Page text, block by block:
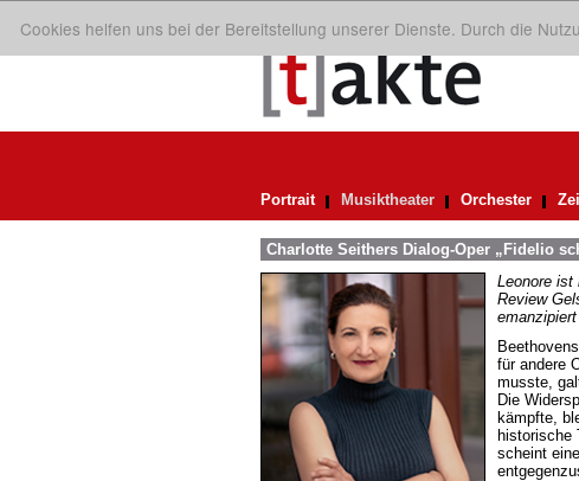
Cookies helfen uns bei der Bereitstellung unserer Dienste. Durch die
Portrait Musiktheater Orchester
Charlotte Seithers Dialog-Oper „Fidelio
Leonore ist
Review
für andere
musste,
Die
kämpfte,
historische
scheint